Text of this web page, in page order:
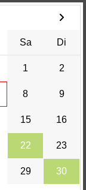
Sa Di
1 2
8 9
15 16
22 23
29 30